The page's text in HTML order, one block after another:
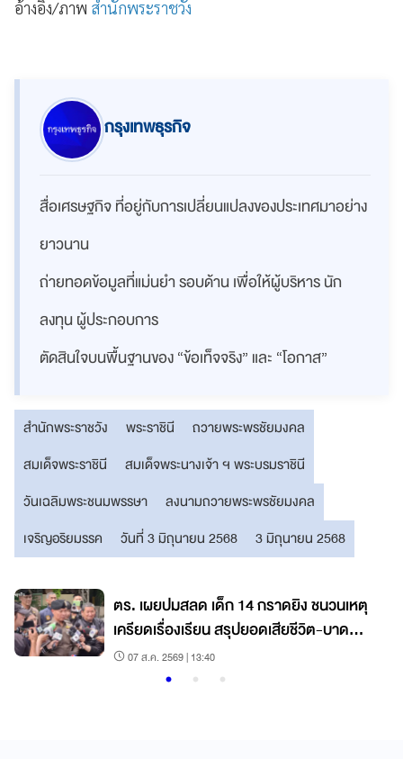
อ้างอิง/ภาพ สำนักพระราชวัง
กรุงเทพธุรกิจ
สื่อเศรษฐกิจ ที่อยู่กับการเปลี่ยนแปลงของประเทศมาอย่าง
ยาวนาน
ถ่ายทอดข้อมูลที่แม่นยำ รอบด้าน เพื่อให้ผู้บริหาร นัก
ลงทุน ผู้ประกอบการ
ตัดสินใจบนพื้นฐานของ “ข้อเท็จจริง” และ “โอกาส”
สำนักพระราชวัง พระราชินี
ถวายพระพรชัยมงคล
สมเด็จพระราชินี
สมเด็จพระนางเจ้า ฯ พระบรมราชินี
วันเฉลิมพระชนมพรรษา
ลงนามถวายพระพรชัยมงคล
เจริญอริยมรรค
วันที่ 3 มิถุนายน 2568 3 มิถุนายน 2568
ตร. เผยปมสลด เด็ก 14 กราดยิง ชนวนเหตุ
เครียดเรื่องเรียน สรุปยอดเสียชีวิต-บาด
เจ็บ07 ส.ค. 2569 | 13:40